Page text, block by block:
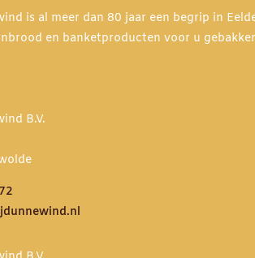
is al meer dan 80 jaar een begrip in
en banketproducten voor u
B.V.